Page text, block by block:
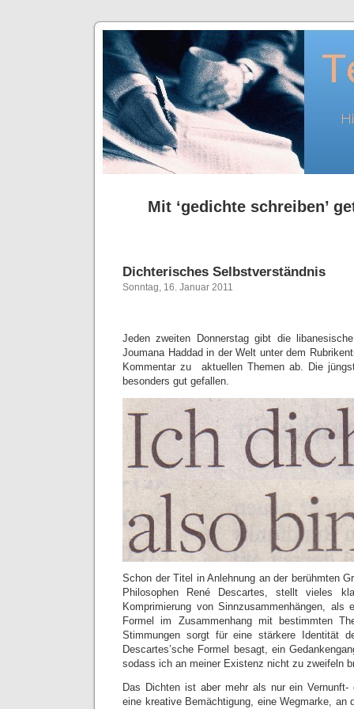
Mit ‘gedichte schreiben’
Dichterisches Selbstverständnis
Sonntag, 16. Januar 2011
Jeden zweiten Donnerstag gibt die
Joumana Haddad in der Welt unter dem
Kommentar zu aktuellen Themen ab. Die
besonders gut gefallen.
Schon der Titel in Anlehnung an der berühmten
Philosophen René Descartes, stellt vieles
Komprimierung von Sinnzusammenhängen, als
Formel im Zusammenhang mit bestimmten
Stimmungen sorgt für eine stärkere Identität
Descartes’sche Formel besagt, ein
sodass ich an meiner Existenz nicht zu zweifeln
Das Dichten ist aber mehr als nur ein
eine kreative Bemächtigung, eine Wegmarke, an